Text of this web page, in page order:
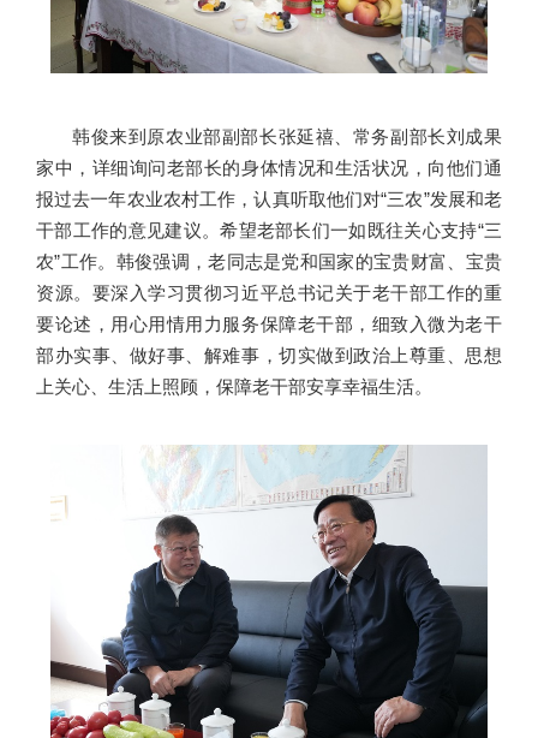
韩俊来到原农业部副部长张延禧、常务副部长刘成果
家中，详细询问老部长的身体情况和生活状况，向他们通
报过去一年农业农村工作，认真听取他们对“三农”发展和老
干部工作的意见建议。希望老部长们一如既往关心支持“三
农”工作。韩俊强调，老同志是党和国家的宝贵财富、宝贵
资源。要深入学习贯彻习近平总书记关于老干部工作的重
要论述，用心用情用力服务保障老干部，细致入微为老干
部办实事、做好事、解难事，切实做到政治上尊重、思想
上关心、生活上照顾，保障老干部安享幸福生活。